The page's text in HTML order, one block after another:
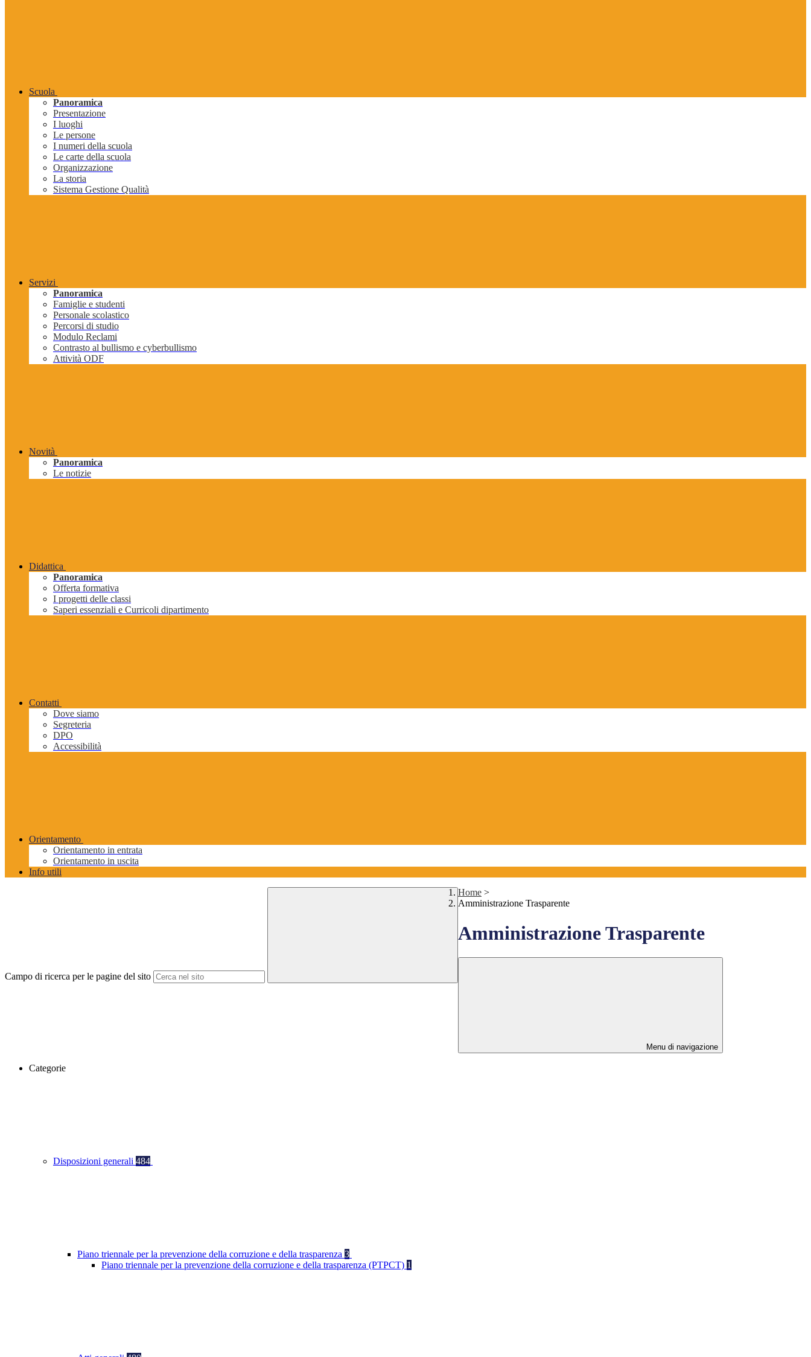
Scuola
Panoramica
Presentazione
I luoghi
Le persone
I numeri della scuola
Le carte della scuola
Organizzazione
La storia
Sistema Gestione Qualità
Servizi
Panoramica
Famiglie e studenti
Personale scolastico
Percorsi di studio
Modulo Reclami
Contrasto al bullismo e cyberbullismo
Attività ODF
Novità
Panoramica
Le notizie
Didattica
Panoramica
Offerta formativa
I progetti delle classi
Saperi essenziali e Curricoli dipartimento
Contatti
Dove siamo
Segreteria
DPO
Accessibilità
Orientamento
Orientamento in entrata
Orientamento in uscita
Info utili
Campo di ricerca per le pagine del sito
Home >
Amministrazione Trasparente
Amministrazione Trasparente
Menu di navigazione
Categorie
Disposizioni generali 484
Piano triennale per la prevenzione della corruzione e della trasparenza 3
Piano triennale per la prevenzione della corruzione e della trasparenza (PTPCT) 1